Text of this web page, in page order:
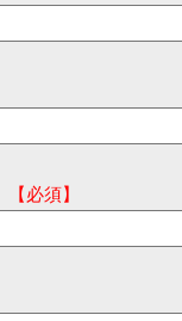
【必須】